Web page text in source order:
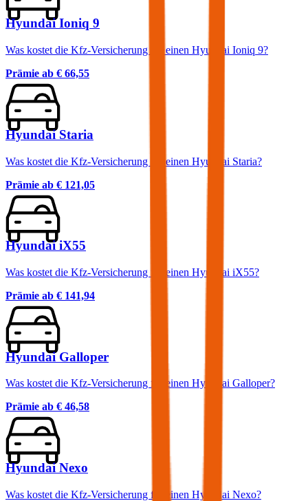
Hyundai Ioniq 9
Was kostet die Kfz-Versicherung für einen Hyundai Ioniq 9?
Prämie ab € 66,55
Hyundai Staria
Was kostet die Kfz-Versicherung für einen Hyundai Staria?
Prämie ab € 121,05
Hyundai iX55
Was kostet die Kfz-Versicherung für einen Hyundai iX55?
Prämie ab € 141,94
Hyundai Galloper
Was kostet die Kfz-Versicherung für einen Hyundai Galloper?
Prämie ab € 46,58
Hyundai Nexo
Was kostet die Kfz-Versicherung für einen Hyundai Nexo?